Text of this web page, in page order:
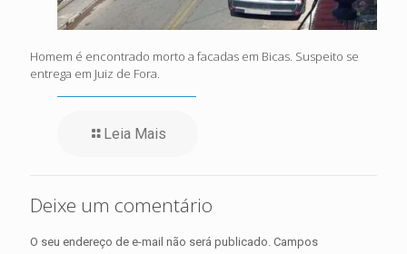
Homem é encontrado morto a facadas em Bicas. Suspeito se
entrega em Juiz de Fora.
Leia Mais
Deixe um comentário
O seu endereço de e-mail não será publicado. Campos